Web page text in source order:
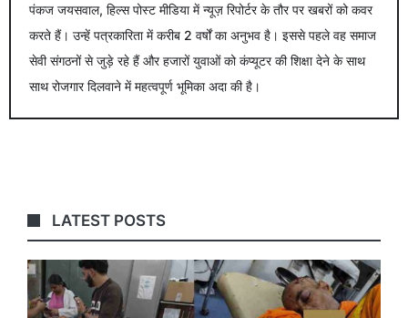
पंकज जयसवाल, हिल्स पोस्ट मीडिया में न्यूज़ रिपोर्टर के तौर पर खबरों को कवर
करते हैं। उन्हें पत्रकारिता में करीब 2 वर्षों का अनुभव है। इससे पहले वह समाज
सेवी संगठनों से जुड़े रहे हैं और हजारों युवाओं को कंप्यूटर की शिक्षा देने के साथ
साथ रोजगार दिलवाने में महत्वपूर्ण भूमिका अदा की है।
LATEST POSTS